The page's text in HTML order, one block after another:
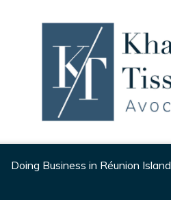
Doing Business in Réunion Island